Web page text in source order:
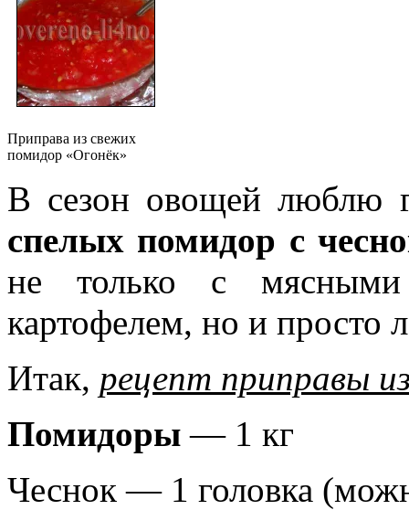
Приправа из свежих
помидор «Огонёк»
В сезон овощей люблю
спелых помидор с
не только с
картофелем, но и просто
Итак, рецепт приправы
Помидоры — 1 кг
Чеснок — 1 головка